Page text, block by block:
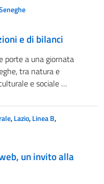
e di bilanci
porte a una giornata
tra natura e
e sociale …
,Lazio,Linea B,
un invito alla